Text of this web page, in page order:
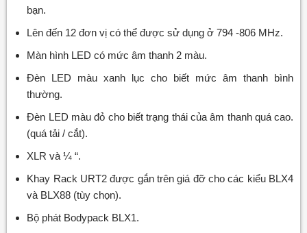
bạn.
Lên đến 12 đơn vị có thể được sử dụng ở 794 -806 MHz.
Màn hình LED có mức âm thanh 2 màu.
Đèn LED màu xanh lục cho biết mức âm thanh bình
thường.
Đèn LED màu đỏ cho biết trạng thái của âm thanh quá cao.
(quá tải / cắt).
XLR và ¼ “.
Khay Rack URT2 được gắn trên giá đỡ cho các kiểu BLX4
và BLX88 (tùy chọn).
Bộ phát Bodypack BLX1.